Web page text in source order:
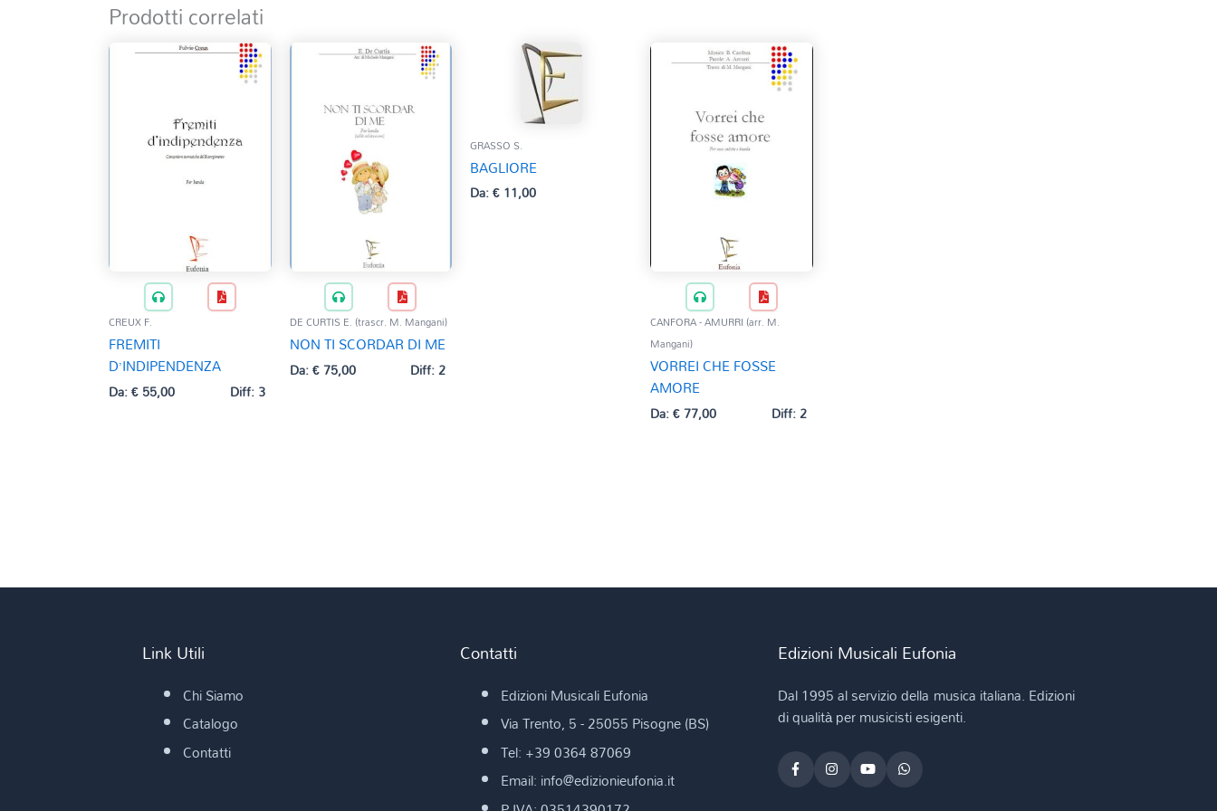
Prodotti correlati
CREUX F.
FREMITI
D’INDIPENDENZA
Da:€55,00 Diff: 3
DE CURTIS E. (trascr. M. Mangani)
NON TI SCORDAR DI ME
Da:€75,00 Diff: 2
GRASSO S.
BAGLIORE
Da:€11,00
CANFORA - AMURRI (arr. M.
Mangani)
VORREI CHE FOSSE
AMORE
Da:€77,00 Diff: 2
Link Utili
Chi Siamo
Catalogo
Contatti
Contatti
Edizioni Musicali Eufonia
Via Trento, 5 - 25055 Pisogne (BS)
Tel: +39 0364 87069
Email: info@edizionieufonia.it
Edizioni Musicali Eufonia
Dal 1995 al servizio della musica italiana. Edizioni
di qualità per musicisti esigenti.